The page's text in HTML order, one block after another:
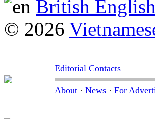
British English
© 2026
Editorial Contacts
About · News · For